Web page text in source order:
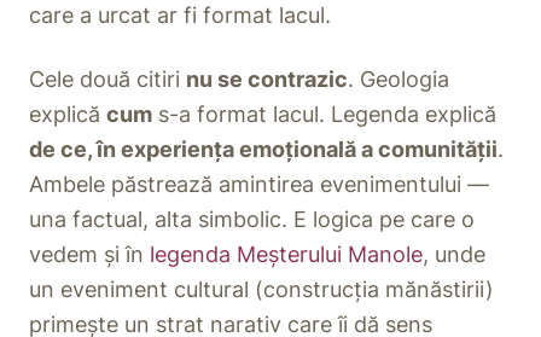
care a urcat ar fi format lacul.
Cele două citiri nu se contrazic. Geologia
explică cum s-a format lacul. Legenda explică
de ce, în experiența emoțională a comunității.
Ambele păstrează amintirea evenimentului —
una factual, alta simbolic. E logica pe care o
vedem și în legenda Meșterului Manole, unde
un eveniment cultural (construcția mănăstirii)
primește un strat narativ care îi dă sens